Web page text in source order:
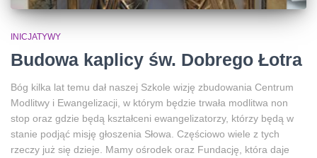
INICJATYWY
Budowa kaplicy św. Dobrego Łotra
Bóg kilka lat temu dał naszej Szkole wizję zbudowania Centrum
Modlitwy i Ewangelizacji, w którym będzie trwała modlitwa non
stop oraz gdzie będą kształceni ewangelizatorzy, którzy będą w
stanie podjąć misję głoszenia Słowa. Częściowo wiele z tych
rzeczy już się dzieje. Mamy ośrodek oraz Fundację, która daje